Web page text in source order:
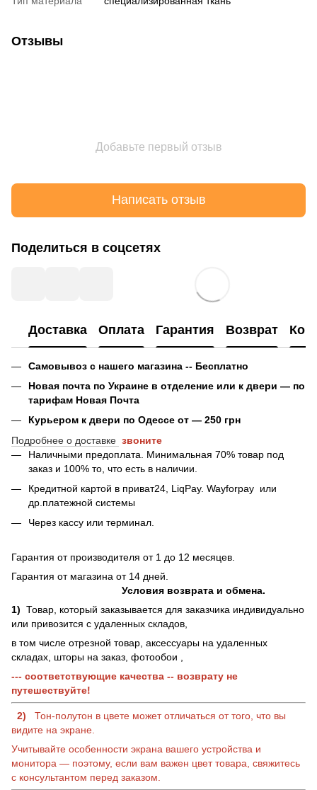
Отзывы
Добавьте первый отзыв
Написать отзыв
Поделиться в соцсетях
Доставка Оплата Гарантия Возврат
Самовывоз с нашего магазина -- Бесплатно
Новая почта по Украине в отделение или к двери — по
тарифам Новая Почта
Курьером к двери по Одессе от — 250 грн
Подробнее о доставке звоните
Наличными предоплата. Минимальная 70% товар под
заказ и 100% то, что есть в наличии.
Кредитной картой в приват24, LiqPay. Wayforpay или
др.платежной системы
Через кассу или терминал.
Гарантия от производителя от 1 до 12 месяцев.
Гарантия от магазина от 14 дней.
Условия возврата и обмена.
1) Товар, который заказывается для заказчика индивидуально
или привозится с удаленных складов,
в том числе отрезной товар, аксессуары на удаленных
складах, шторы на заказ, фотообои ,
--- соответствующие качества -- возврату не
путешествуйте!
2)
Тон-полутон в цвете может отличаться от того, что вы
видите на экране.
Учитывайте особенности экрана вашего устройства и
монитора — поэтому, если вам важен цвет товара, свяжитесь
с консультантом перед заказом.